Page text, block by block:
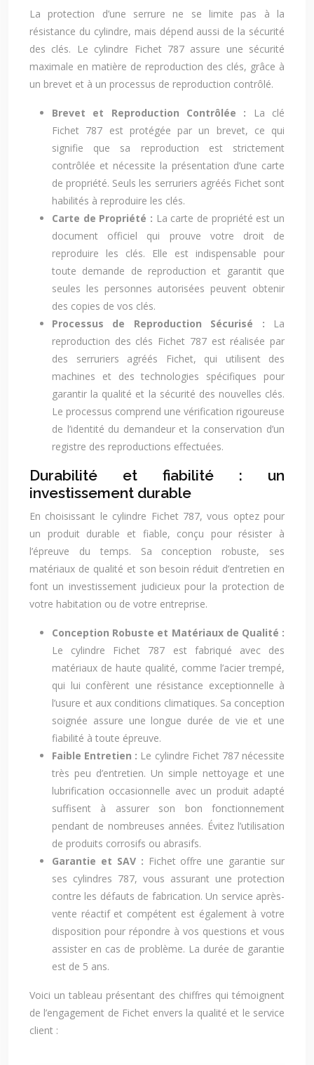
La protection d’une serrure ne se limite pas à la
résistance du cylindre, mais dépend aussi de la sécurité
des clés. Le cylindre Fichet 787 assure une sécurité
maximale en matière de reproduction des clés, grâce à
un brevet et à un processus de reproduction contrôlé.
Brevet et Reproduction Contrôlée :
La clé
Fichet 787 est protégée par un brevet, ce qui
signifie que sa reproduction est strictement
contrôlée et nécessite la présentation d’une carte
de propriété. Seuls les serruriers agréés Fichet sont
habilités à reproduire les clés.
Carte de Propriété : La carte de propriété est un
document officiel qui prouve votre droit de
reproduire les clés. Elle est indispensable pour
toute demande de reproduction et garantit que
seules les personnes autorisées peuvent obtenir
des copies de vos clés.
Processus de Reproduction Sécurisé :
La
reproduction des clés Fichet 787 est réalisée par
des serruriers agréés Fichet, qui utilisent des
machines et des technologies spécifiques pour
garantir la qualité et la sécurité des nouvelles clés.
Le processus comprend une vérification rigoureuse
de l’identité du demandeur et la conservation d’un
registre des reproductions effectuées.
Durabilité et fiabilité : un
investissement durable
En choisissant le cylindre Fichet 787, vous optez pour
un produit durable et fiable, conçu pour résister à
l’épreuve du temps. Sa conception robuste, ses
matériaux de qualité et son besoin réduit d’entretien en
font un investissement judicieux pour la protection de
votre habitation ou de votre entreprise.
Conception Robuste et Matériaux de Qualité :
Le cylindre Fichet 787 est fabriqué avec des
matériaux de haute qualité, comme l’acier trempé,
qui lui confèrent une résistance exceptionnelle à
l’usure et aux conditions climatiques. Sa conception
soignée assure une longue durée de vie et une
fiabilité à toute épreuve.
Faible Entretien : Le cylindre Fichet 787 nécessite
très peu d’entretien. Un simple nettoyage et une
lubrification occasionnelle avec un produit adapté
suffisent à assurer son bon fonctionnement
pendant de nombreuses années. Évitez l’utilisation
de produits corrosifs ou abrasifs.
Garantie et SAV : Fichet offre une garantie sur
ses cylindres 787, vous assurant une protection
contre les défauts de fabrication. Un service après-
vente réactif et compétent est également à votre
disposition pour répondre à vos questions et vous
assister en cas de problème. La durée de garantie
est de 5 ans.
Voici un tableau présentant des chiffres qui témoignent
de l’engagement de Fichet envers la qualité et le service
client :